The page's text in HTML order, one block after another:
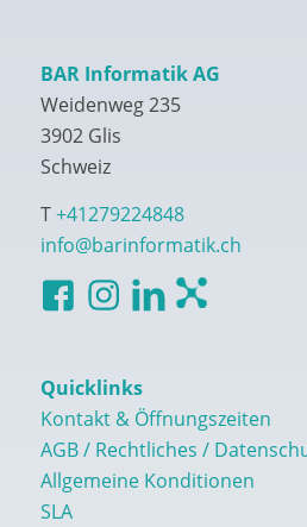
BAR Informatik AG
Weidenweg 235
3902 Glis
Schweiz
T+41279224848
info@barinformatik.ch
Quicklinks
Kontakt & Öffnungszeiten
AGB / Rechtliches /
Allgemeine Konditionen
SLA